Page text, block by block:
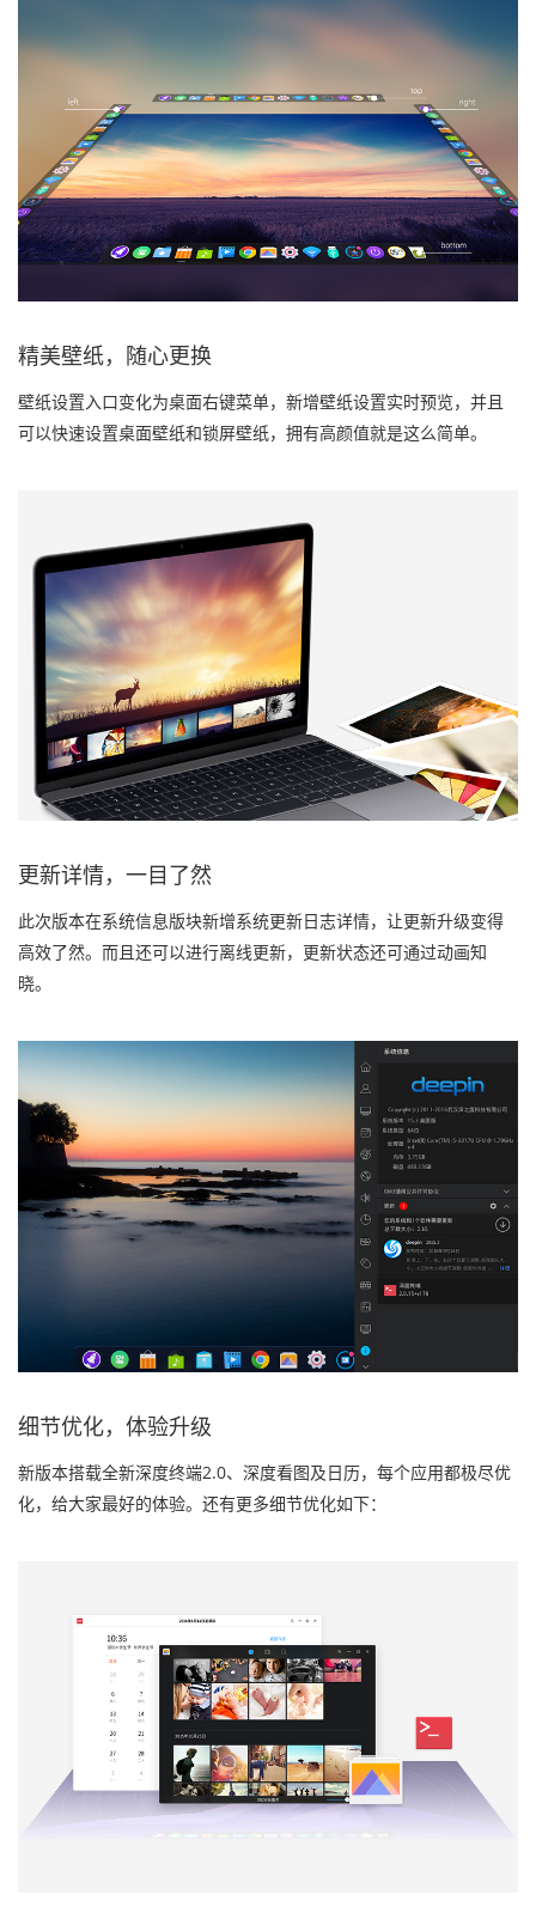
精美壁纸，随心更换
壁纸设置入口变化为桌面右键菜单，新增壁纸设置实时预览，并且
可以快速设置桌面壁纸和锁屏壁纸，拥有高颜值就是这么简单。
更新详情，一目了然
此次版本在系统信息版块新增系统更新日志详情，让更新升级变得
高效了然。而且还可以进行离线更新，更新状态还可通过动画知
晓。
细节优化，体验升级
新版本搭载全新深度终端2.0、深度看图及日历，每个应用都极尽优
化，给大家最好的体验。还有更多细节优化如下：